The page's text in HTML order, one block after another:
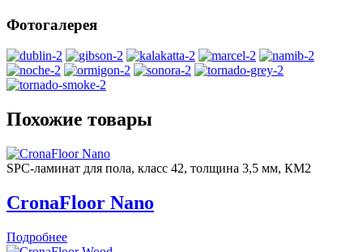
Фотогалерея
Похожие товары
SPC-ламинат для пола, класс 42, толщина 3,5 мм, КМ2
CronaFloor Nano
Подробнее